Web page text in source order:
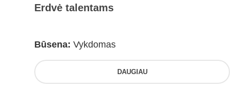
Erdvė talentams
Būsena: Vykdomas
DAUGIAU